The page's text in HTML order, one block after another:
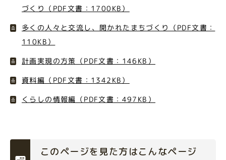
づくり（PDF文書：1700KB）
多くの人々と交流し、開かれたまちづくり（PDF文書：
110KB）
計画実現の方策（PDF文書：146KB）
資料編（PDF文書：1342KB）
くらしの情報編（PDF文書：497KB）
このページを見た方はこんなページ